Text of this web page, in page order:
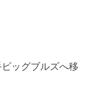
グブルズへ移